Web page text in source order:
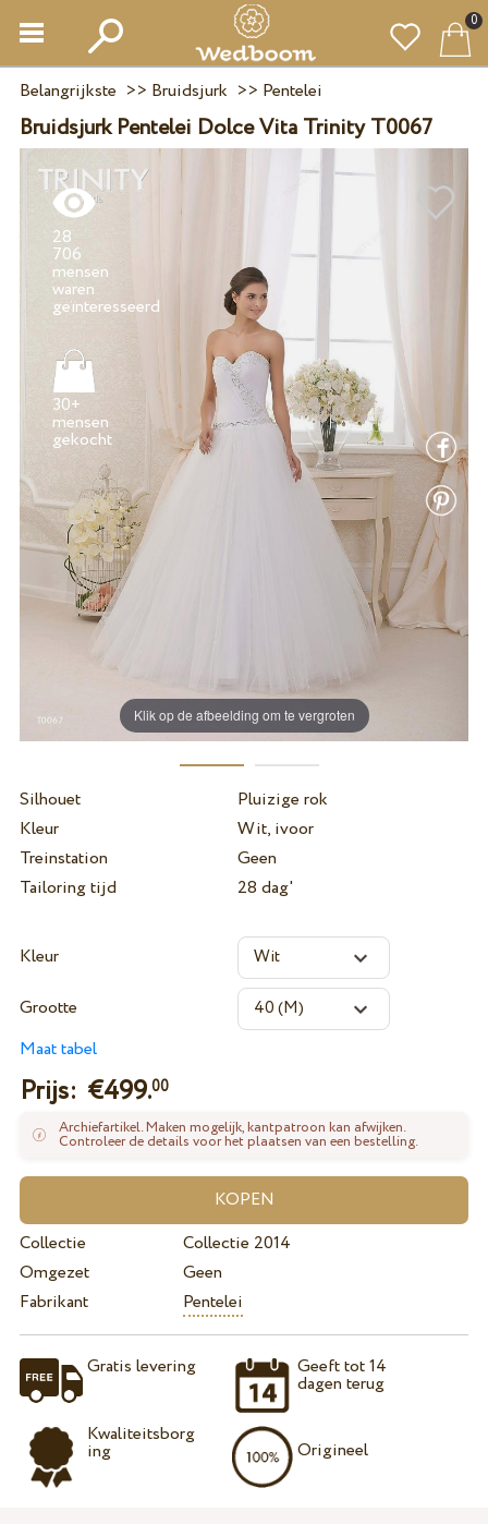
0
Belangrijkste >> Bruidsjurk >> Pentelei
Bruidsjurk Pentelei Dolce Vita Trinity T0067
Klik op de afbeelding om te vergroten
28
706
mensen
waren
30+
mensen
Silhouet
Pluizige rok
Kleur
Wit, ivoor
Treinstation
Geen
Tailoring tijd
28 dag'
Kleur
Grootte
Maat tabel
Prijs: €499.00
Archiefartikel. Maken mogelijk, kantpatroon kan afwijken.
Controleer de details voor het plaatsen van een bestelling.
Collectie
Collectie 2014
Omgezet
Geen
Fabrikant
Pentelei
Gratis levering
Kwaliteitsborg
ing
Geeft tot 14
dagen terug
Origineel